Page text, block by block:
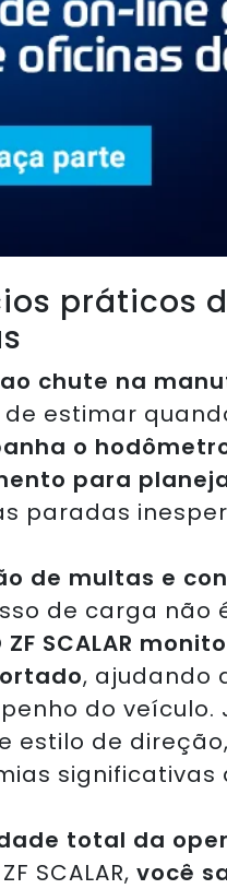
práticos
chute na
estimar
o
para
paradas
de multas e
de carga
ZF SCALAR
, ajudando
do
estilo de
significativas
total da
SCALAR, você